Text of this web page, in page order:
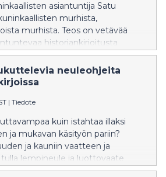
asiantuntija Satu
murhista,
murhista. Teos on vetävää
historiankirjoitusta
neuleohjeita
| Tiedote
kuin istahtaa illaksi
ja mukavan käsityön pariin?
ja kauniin vaatteen ja
lempineule ja luottovaate
tämän syksyn